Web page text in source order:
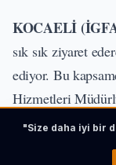
KOCAELİ
sık sık ziyaret
ediyor. Bu
Hizmetleri
Kartepe’de
etti. Anlamlı
"Size daha iyi bir